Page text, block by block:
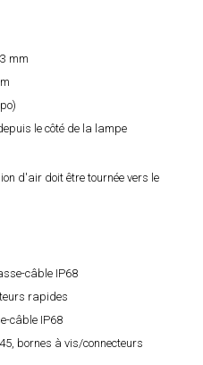
mm
le côté de la lampe
d'air doit être tournée vers le
câble IP68
rapides
câble IP68
bornes à vis/connecteurs